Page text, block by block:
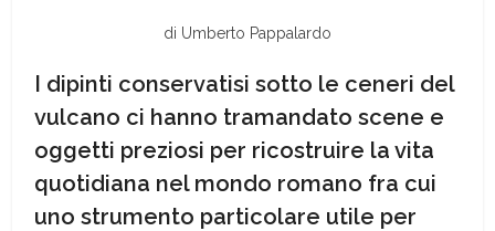
di Umberto Pappalardo
I dipinti conservatisi sotto le ceneri del
vulcano ci hanno tramandato scene e
oggetti preziosi per ricostruire la vita
quotidiana nel mondo romano fra cui
uno strumento particolare utile per